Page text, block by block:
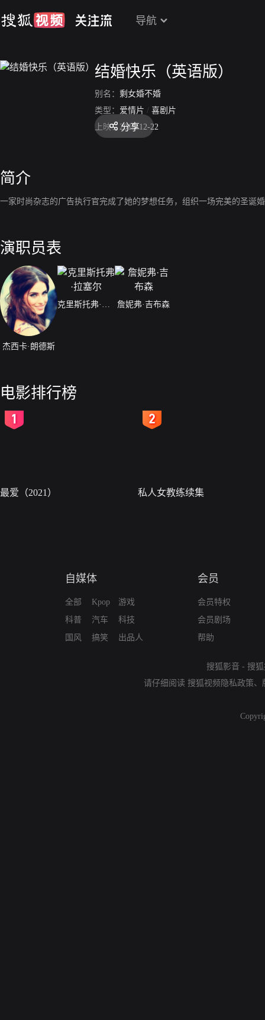
导航
结婚快乐（英语版）
别名： 剩女婚不婚
类型： 爱情片 / 喜剧片
上映： 2015-12-22
分享
简介
一家时尚杂志的广告执行官完成了她的梦想任务，组织一场完美的圣诞
演职员表
杰西卡·朗德斯
克里斯托弗·拉塞尔 詹妮弗·吉布森
电影排行榜
最爱（2021） 私人女教练续集
自媒体
全部
科普
国风
Kpop
汽车
搞笑
游戏
科技
出品人
会员
会员特权
会员剧场
帮助
搜狐影音 - 搜
请仔细阅读 搜狐视频隐私政策、